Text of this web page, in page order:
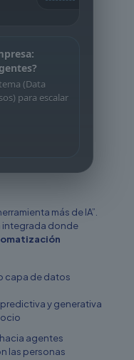
(Data
para escalar
más de IA”.
integrada donde
capa de datos
y generativa
agentes
las personas